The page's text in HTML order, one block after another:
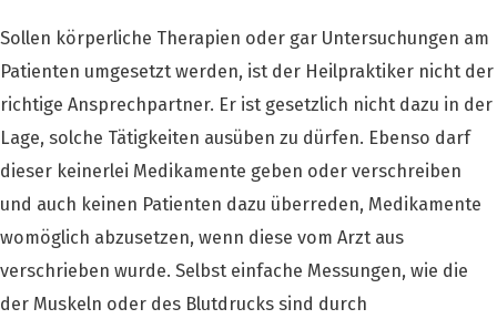
Sollen körperliche Therapien oder gar Untersuchungen am
Patienten umgesetzt werden, ist der Heilpraktiker nicht der
richtige Ansprechpartner. Er ist gesetzlich nicht dazu in der
Lage, solche Tätigkeiten ausüben zu dürfen. Ebenso darf
dieser keinerlei Medikamente geben oder verschreiben
und auch keinen Patienten dazu überreden, Medikamente
womöglich abzusetzen, wenn diese vom Arzt aus
verschrieben wurde. Selbst einfache Messungen, wie die
der Muskeln oder des Blutdrucks sind durch